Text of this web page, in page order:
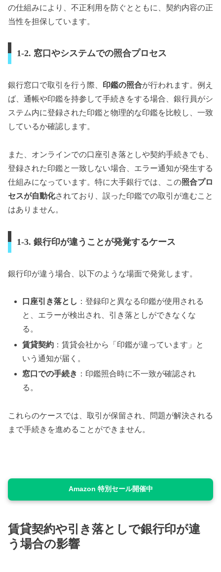
の仕組みにより、不正利用を防ぐとともに、契約内容の正
当性を担保しています。
1-2. 窓口やシステムでの照合プロセス
銀行窓口で取引を行う際、 印鑑の照合が行われます。例え
ば、通帳や印鑑を持参して手続きをする場合、銀行員がシ
ステム内に登録された印鑑と物理的な印鑑を比較し、一致
しているか確認します。
また、オンラインでの口座引き落としや契約手続きでも、
登録された印鑑と一致しない場合、エラー通知が発生する
仕組みになっています。特に大手銀行では、この照合プロ
セスが自動化されており、誤った印鑑での取引が進むこと
はありません。
1-3. 銀行印が違うことが発覚するケース
銀行印が違う場合、以下のような場面で発覚します。
口座引き落とし ：登録印と異なる印鑑が使用される
と、エラーが検出され、引き落としができなくな
る。
賃貸契約 ：賃貸会社から「印鑑が違っています」と
いう通知が届く。
窓口での手続き ：印鑑照合時に不一致が確認され
る。
これらのケースでは、取引が保留され、問題が解決される
まで手続きを進めることができません。
Amazon 特別セール開催中
賃貸契約や引き落としで銀行印が違
う場合の影響